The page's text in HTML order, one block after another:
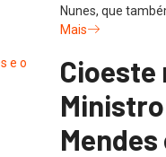
Nunes, que
Mais
Cioeste
Mendes